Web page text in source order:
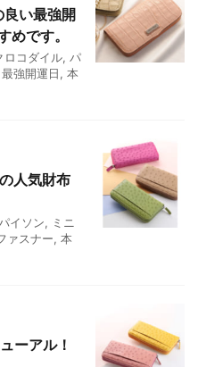
い最強開
めです。
ロコダイル, パ
最強開運日, 本
人気財布
パイソン, ミニ
ァスナー, 本
ーアル！